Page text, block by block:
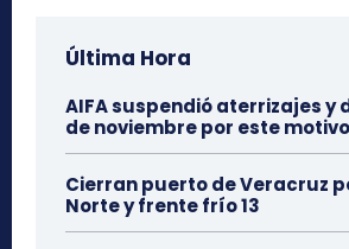
Última Hora
AIFA suspendió aterrizajes y
de noviembre por este motivo
Cierran puerto de Veracruz
Norte y frente frío 13